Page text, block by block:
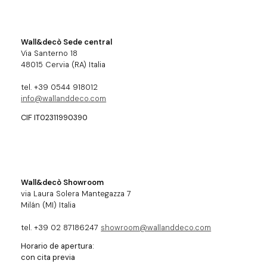
Wall&decò Sede central
Via Santerno 18
48015 Cervia (RA) Italia
tel. +39 0544 918012
info@wallanddeco.com
CIF IT02311990390
Wall&decò Showroom
via Laura Solera Mantegazza 7
Milán (MI) Italia
tel. +39 02 87186247 showroom@wallanddeco.com
Horario de apertura:
con cita previa